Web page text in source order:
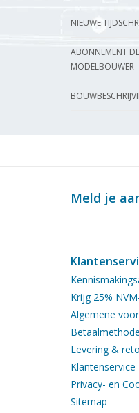
NIEUWE
ABONNEMENT DE
MODELBOUWER
Meld je
Krijg 25%
Algemene
Levering &
Klantenservice
Privacy- en
Sitemap